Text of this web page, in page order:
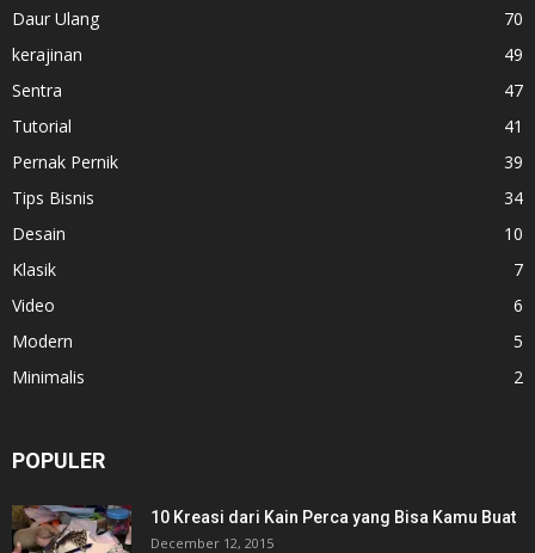
Daur Ulang
70
kerajinan
49
Sentra
47
Tutorial
41
Pernak Pernik
39
Tips Bisnis
34
Desain
10
Klasik
7
Video
6
Modern
5
Minimalis
2
POPULER
10 Kreasi dari Kain Perca yang Bisa Kamu Buat
December 12, 2015